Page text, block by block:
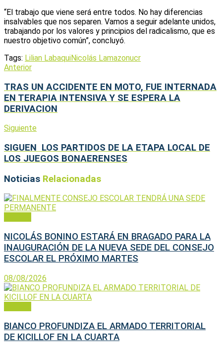
“El trabajo que viene será entre todos. No hay diferencias
insalvables que nos separen. Vamos a seguir adelante unidos,
trabajando por los valores y principios del radicalismo, que es
nuestro objetivo común”, concluyó.
Tags: Lilian LabaquiNicolás Lamazonucr
Anterior
TRAS UN ACCIDENTE EN MOTO, FUE INTERNADA
EN TERAPIA INTENSIVA Y SE ESPERA LA
DERIVACION
Siguiente
SIGUEN LOS PARTIDOS DE LA ETAPA LOCAL DE
LOS JUEGOS BONAERENSES
Noticias Relacionadas
NICOLÁS BONINO ESTARÁ EN BRAGADO PARA LA
INAUGURACIÓN DE LA NUEVA SEDE DEL CONSEJO
ESCOLAR EL PRÓXIMO MARTES
08/08/2026
BIANCO PROFUNDIZA EL ARMADO TERRITORIAL
DE KICILLOF EN LA CUARTA